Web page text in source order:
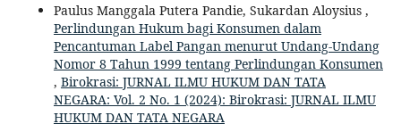
Paulus Manggala Putera Pandie, Sukardan Aloysius ,
Perlindungan Hukum bagi Konsumen dalam
Pencantuman Label Pangan menurut Undang-Undang
Nomor 8 Tahun 1999 tentang Perlindungan Konsumen
, Birokrasi: JURNAL ILMU HUKUM DAN TATA
NEGARA: Vol. 2 No. 1 (2024): Birokrasi: JURNAL ILMU
HUKUM DAN TATA NEGARA